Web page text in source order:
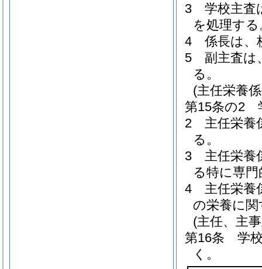
3
学校主査
を処理する
4
係長は、
5
副主査は
る。
(主任栄養
第15条の2
2
主任栄養
る。
3
主任栄養
る特に専
4
主任栄養
の栄養に
(主任、主
第16条
学
く。